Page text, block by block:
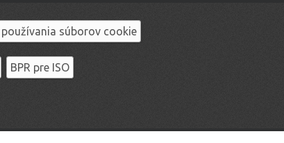
súborov cookie
BPR pre ISO